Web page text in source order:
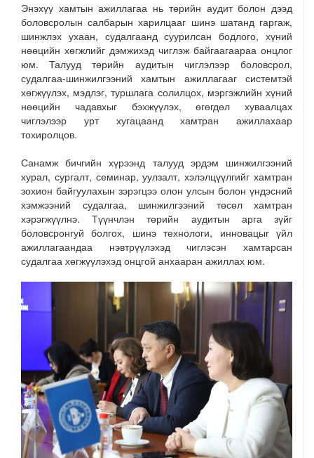
Энэхүү хамтын ажиллагаа нь төрийн аудит болон дээд
боловсролын салбарын харилцааг шинэ шатанд гаргаж,
шинжлэх ухаан, судалгаанд суурилсан бодлого, хүний
нөөцийн хөгжлийг дэмжихэд чиглэж байгаагаараа онцлог
юм. Талууд төрийн аудитын чиглэлээр боловсрол,
судалгаа-шинжилгээний хамтын ажиллагааг системтэй
хөгжүүлэх, мэдлэг, туршлага солилцох, мэргэжлийн хүний
нөөцийн чадавхыг бэхжүүлэх, өгөгдөл хуваалцах
чиглэлээр урт хугацаанд хамтран ажиллахаар
тохиролцов.
Санамж бичгийн хүрээнд талууд эрдэм шинжилгээний
хурал, сургалт, семинар, уулзалт, хэлэлцүүлгийг хамтран
зохион байгуулахын зэрэгцээ олон улсын болон үндэсний
хэмжээний судалгаа, шинжилгээний төсөл хамтран
хэрэгжүүлнэ. Түүнчлэн төрийн аудитын арга зүйг
боловсронгуй болгох, шинэ технологи, инновацыг үйл
ажиллагаандаа нэвтрүүлэхэд чиглэсэн хамтарсан
судалгаа хөгжүүлэхэд онцгой анхааран ажиллах юм.